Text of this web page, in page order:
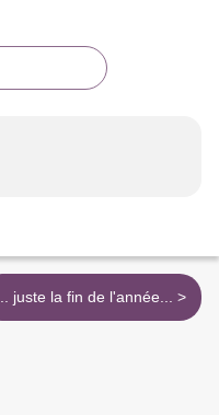
... juste la fin de l'année... >